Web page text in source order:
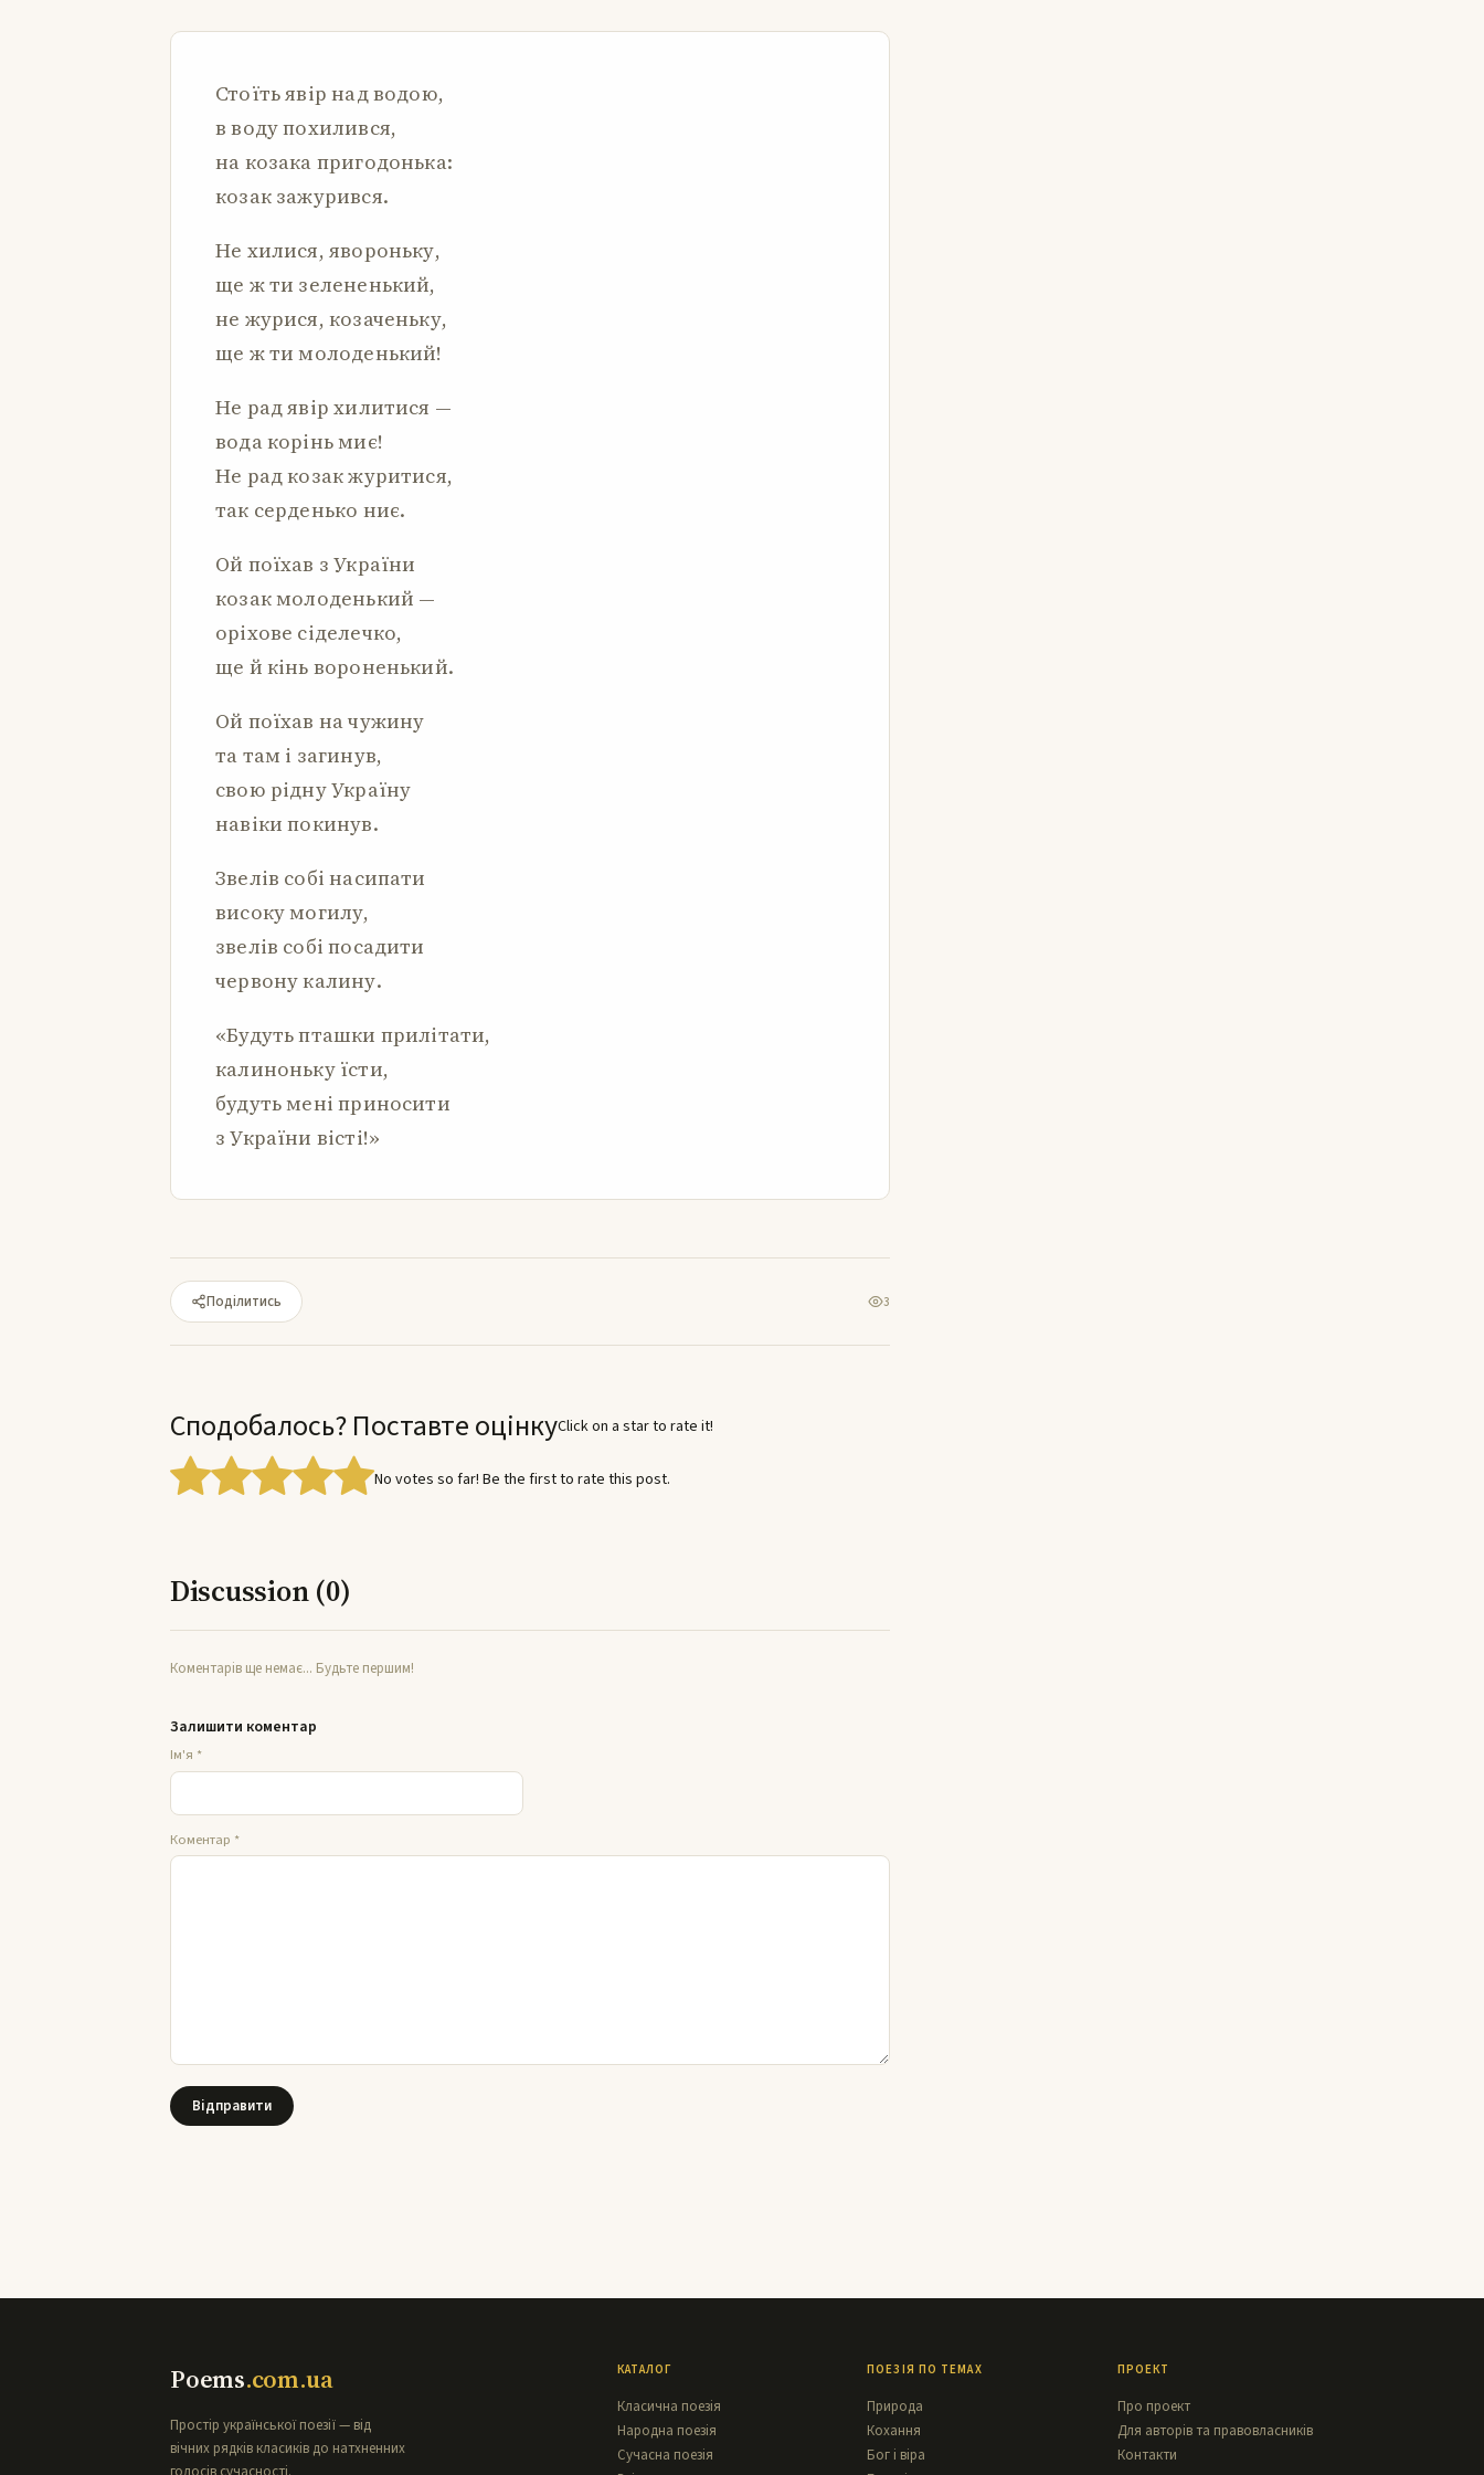
Стоїть явір над водою,
в воду похилився,
на козака пригодонька:
козак зажурився.
Не хилися, явороньку,
ще ж ти зелененький,
не журися, козаченьку,
ще ж ти молоденький!
Не рад явір хилитися —
вода корінь миє!
Не рад козак журитися,
так серденько ниє.
Ой поїхав з України
козак молоденький —
оріхове сіделечко,
ще й кінь вороненький.
Ой поїхав на чужину
та там і загинув,
свою рідну Україну
навіки покинув.
Звелів собі насипати
високу могилу,
звелів собі посадити
червону калину.
«Будуть пташки прилітати,
калиноньку їсти,
будуть мені приносити
з України вісті!»
Поділитись 3
Сподобалось? Поставте оцінкуClick on a star to rate it!
No votes so far! Be the first to rate this post.
Discussion (0)
Коментарів ще немає... Будьте першим!
Залишити коментар
Ім'я *
Коментар *
Poems.com.ua
Простір української поезії — від
вічних рядків класиків до натхненних
КАТАЛОГ
Класична поезія
Народна поезія
Сучасна поезія
ПОЕЗІЯ ПО ТЕМАХ
Природа
Кохання
Бог і віра
ПРОЕКТ
Про проект
Для авторів та правовласників
Контакти